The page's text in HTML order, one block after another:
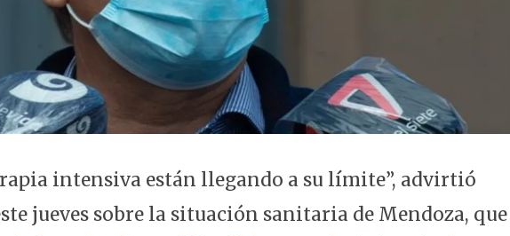
intensiva están llegando a su límite”, advirtió
jueves sobre la situación sanitaria de Mendoza, que